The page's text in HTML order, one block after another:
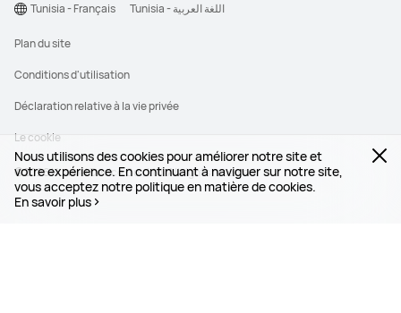
Nous utilisons des cookies pour améliorer notre site et
votre expérience. En continuant à naviguer sur notre site,
vous acceptez notre politique en matière de cookies.
En savoir plus
©2026 Huawei Device Co., Ltd. All rights reserved.
Plan du site
Conditions d'utilisation
Déclaration relative à la vie privée
Le cookie
Tunisia - Français Tunisia - اللغة العربية